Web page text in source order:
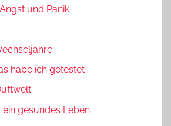
und Panik
habe ich getestet
gesundes Leben